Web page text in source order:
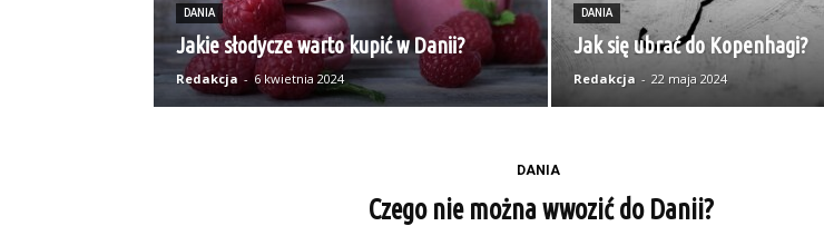
DANIA
Jakie słodycze warto kupić w Danii?
Redakcja - 6 kwietnia 2024
DANIA
Jak się ubrać do Kopenhagi?
Redakcja - 22 maja 2024
DANIA
Czego nie można wwozić do Danii?